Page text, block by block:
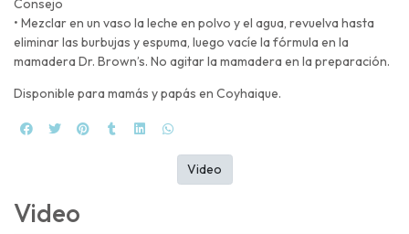
Consejo
• Mezclar en un vaso la leche en polvo y el agua, revuelva hasta
eliminar las burbujas y espuma, luego vacíe la fórmula en la
mamadera Dr. Brown’s. No agitar la mamadera en la preparación.
Disponible para mamás y papás en Coyhaique.
Video
Video